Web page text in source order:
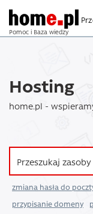
Pomoc i Baza wiedzy
Hosting
home.pl -
zmiana hasła do
przypisanie domeny